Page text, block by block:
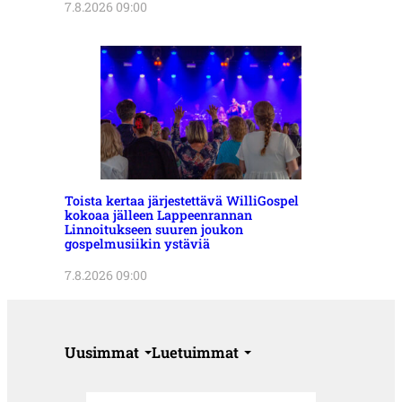
7.8.2026 09:00
Toista kertaa järjestettävä WilliGospel
kokoaa jälleen Lappeenrannan
Linnoitukseen suuren joukon
gospelmusiikin ystäviä
7.8.2026 09:00
Uusimmat Luetuimmat